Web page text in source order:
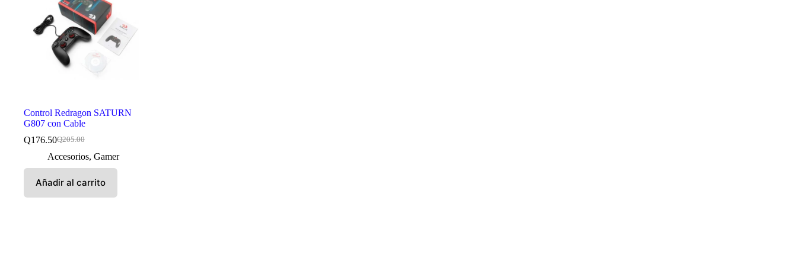
Control Redragon SATURN
G807 con Cable
Q205.00
El
precio
original
era:
Q205.00.
Q176.50El
precio
actual
es:
Q176.50.
Accesorios, Gamer
Añadir al carrito